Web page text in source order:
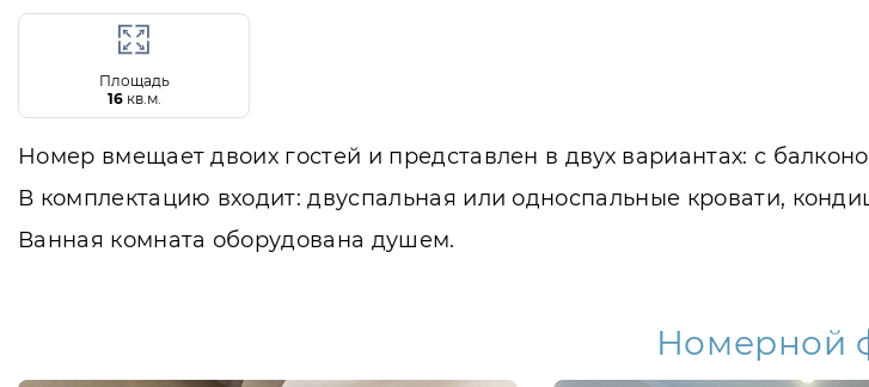
Площадь
16кв.м.
Номер вмещает двоих гостей и представлен в двух вариантах: с
В комплектацию входит: двуспальная или односпальные кровати,
Ванная комната оборудована душем.
Номерной